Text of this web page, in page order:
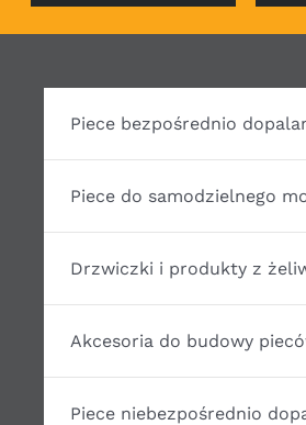
Piece bezpośrednio
Piece do samodzielnego
Drzwiczki i produkty z
Akcesoria do budowy
Piece niebezpośrednio